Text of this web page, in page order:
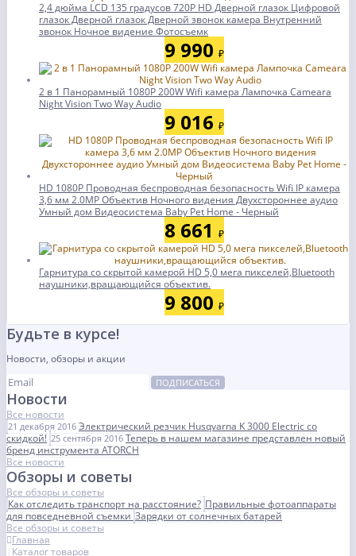
2,4 дюйма LCD 135 градусов 720P HD Дверной глазок Цифровой
глазок Дверной глазок Дверной звонок камера Внутренний
звонок Ночное видение Фотосъемк
9 990 ₽
2 в 1 Панорамный 1080P 200W Wifi камера Лампочка Cameara
Night Vision Two Way Audio
9 016 ₽
HD 1080P Проводная беспроводная безопасность Wifi IP камера
3,6 мм 2.0MP Объектив Ночного видения Двухстороннее аудио
Умный дом Видеосистема Baby Pet Home - Черный
8 661 ₽
Гарнитура со скрытой камерой HD 5,0 мега пикселей,Bluetooth
наушники,вращающийся объектив.
9 800 ₽
Будьте в курсе!
Новости, обзоры и акции
ПОДПИСАТЬСЯ
Новости
Все новости
21 декабря 2016 Электрический резчик Husqvarna K 3000 Electric со
скидкой! 25 сентября 2016 Теперь в нашем магазине представлен новый
бренд инструмента ATORCH
Все новости
Обзоры и советы
Все обзоры и советы
Как отследить транспорт на расстояние? Правильные фотоаппараты
для повседневной съемкиЗарядки от солнечных батарей
Все обзоры и советы
Главная
Каталог товаров